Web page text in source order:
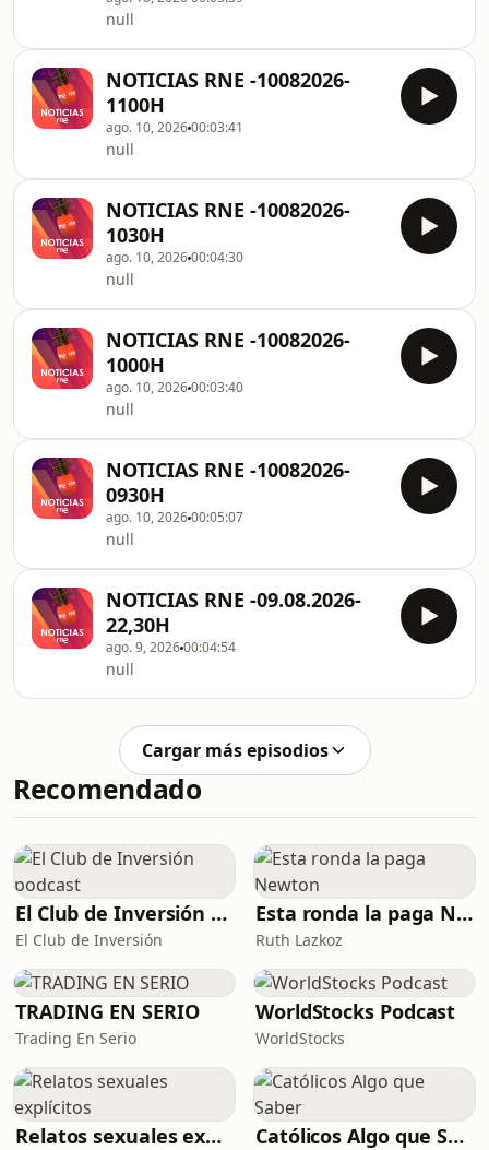
null
NOTICIAS RNE -10082026-
1100H
ago. 10, 202600:03:41
null
NOTICIAS RNE -10082026-
1030H
ago. 10, 202600:04:30
null
NOTICIAS RNE -10082026-
1000H
ago. 10, 202600:03:40
null
NOTICIAS RNE -10082026-
0930H
ago. 10, 202600:05:07
null
NOTICIAS RNE -09.08.2026-
22,30H
ago. 9, 202600:04:54
null
Cargar más episodios
Recomendado
El Club de Inversión podcast
El Club de Inversión
Esta ronda la paga Newton
Ruth Lazkoz
TRADING EN SERIO
Trading En Serio
WorldStocks Podcast
WorldStocks
Relatos sexuales explícitos Católicos Algo que Saber